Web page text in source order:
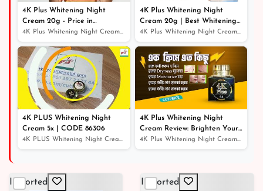
4K Plus Whitening Night
Cream 20g - Price in
Bangladesh
4K Plus Whitening Night Cream 20g - Price in Bangladesh
4K Plus Whitening Night
Cream 20g | Best Whitening
Night Cream
4K Plus Whitening Night Cream 20g | Best Whitening Nigh...
4K PLUS Whitening Night
Cream 5x | CODE 86306
4K PLUS Whitening Night Cream 5x | CODE 86306
4K Plus Whitening Night
Cream Review: Brighten Your
Skin While You Sleep
4K Plus Whitening Night Cream Review: Brighten Your Ski...
Imported Imported